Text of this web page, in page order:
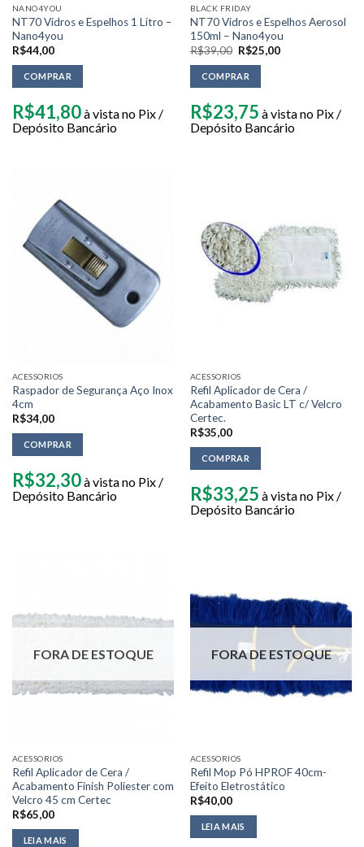
NANO4YOU
NT70 Vidros e Espelhos 1 Litro –
Nano4you
R$44,00
COMPRAR
R$41,80à vista no Pix /
Depósito Bancário
BLACK FRIDAY
NT70 Vidros e Espelhos Aerosol
150ml – Nano4you
R$39,00 R$25,00
COMPRAR
R$23,75 à vista no Pix /
Depósito Bancário
ACESSORIOS
Raspador de Segurança Aço Inox
4cm
R$34,00
COMPRAR
R$32,30à vista no Pix /
Depósito Bancário
ACESSORIOS
Refil Aplicador de Cera /
Acabamento Basic LT c/ Velcro
Certec.
R$35,00
COMPRAR
R$33,25 à vista no Pix /
Depósito Bancário
FORA DE ESTOQUE
ACESSORIOS
Refil Aplicador de Cera /
Acabamento Finish Poliester com
Velcro 45 cm Certec
R$65,00
LEIA MAIS
FORA DE ESTOQUE
ACESSORIOS
Refil Mop Pó HPROF 40cm-
Efeito Eletrostático
R$40,00
LEIA MAIS